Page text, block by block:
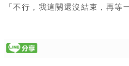
「不行，我這關還沒結束，再等